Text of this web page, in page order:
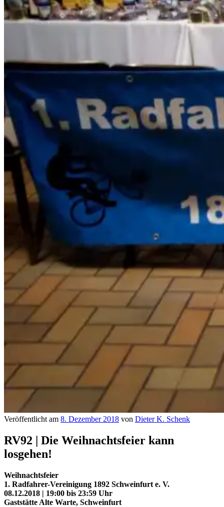
Veröffentlicht am 8. Dezember 2018 von Dieter K. Schenk
RV92 | Die Weihnachtsfeier kann
losgehen!
Weihnachtsfeier
1. Radfahrer-Vereinigung 1892 Schweinfurt e. V.
08.12.2018 | 19:00 bis 23:59 Uhr
Gaststätte Alte Warte, Schweinfurt